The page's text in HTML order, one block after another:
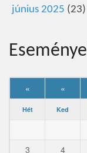
június 2025 (23)
« «
Hét Ked
3
4